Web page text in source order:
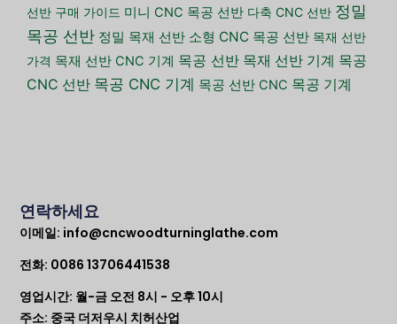
선반 구매 가이드 미니 CNC 목공 선반 다축 CNC 선반 정밀
목공 선반 정밀 목재 선반 소형 CNC 목공 선반 목재 선반
가격 목재 선반 CNC 기계 목공 선반 목재 선반 기계 목공
CNC 선반 목공 CNC 기계 목공 선반 CNC 목공 기계
연락하세요
이메일: info@cncwoodturninglathe.com
전화: 0086 13706441538
영업시간: 월-금 오전 8시 - 오후 10시
주소: 중국 더저우시 치허산업